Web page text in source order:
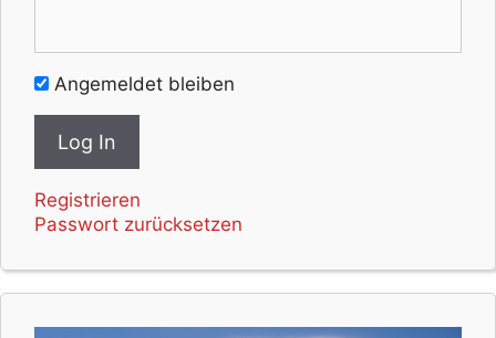
Angemeldet bleiben
Registrieren
Passwort zurücksetzen